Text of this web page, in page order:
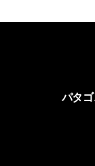
パタ